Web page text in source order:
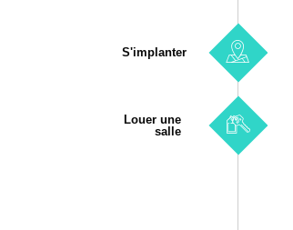
S'implanter
Louer une
salle